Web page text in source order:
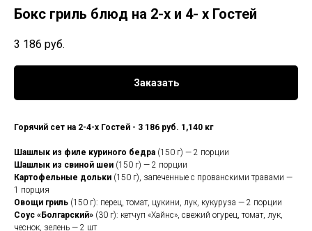
Бокс гриль блюд на 2-х и 4- х Гостей
3 186 руб.
Заказать
Горячий сет на 2-4-х Гостей - 3 186 руб. 1,140 кг
Шашлык из филе куриного бедра (150 г) — 2 порции
Шашлык из свиной шеи (150 г) — 2 порции
Картофельные дольки (150 г), запеченные с прованскими травами —
1 порция
Овощи гриль (150 г): перец, томат, цукини, лук, кукуруза — 2 порции
Соус «Болгарский» (30 г): кетчуп «Хайнс», свежий огурец, томат, лук,
чеснок, зелень — 2 шт